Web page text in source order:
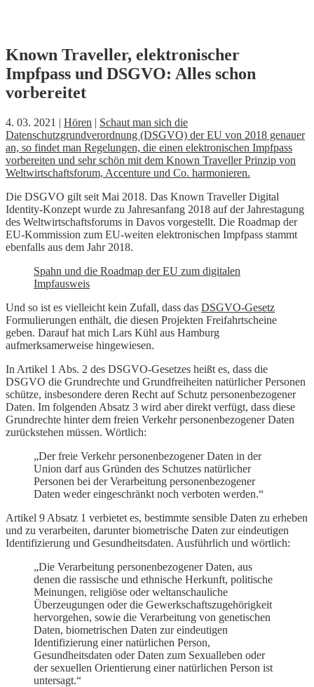
Skip
to
content
Known Traveller, elektronischer
Impfpass und DSGVO: Alles schon
vorbereitet
4. 03. 2021 | Hören | Schaut man sich die
Datenschutzgrundverordnung (DSGVO) der EU von 2018 genauer
an, so findet man Regelungen, die einen elektronischen Impfpass
vorbereiten und sehr schön mit dem Known Traveller Prinzip von
Weltwirtschaftsforum, Accenture und Co. harmonieren.
Die DSGVO gilt seit Mai 2018. Das Known Traveller Digital
Identity-Konzept wurde zu Jahresanfang 2018 auf der Jahrestagung
des Weltwirtschaftsforums in Davos vorgestellt. Die Roadmap der
EU-Kommission zum EU-weiten elektronischen Impfpass stammt
ebenfalls aus dem Jahr 2018.
Spahn und die Roadmap der EU zum digitalen
Impfausweis
Und so ist es vielleicht kein Zufall, dass das DSGVO-Gesetz
Formulierungen enthält, die diesen Projekten Freifahrtscheine
geben. Darauf hat mich Lars Kühl aus Hamburg
aufmerksamerweise hingewiesen.
In Artikel 1 Abs. 2 des DSGVO-Gesetzes heißt es, dass die
DSGVO die Grundrechte und Grundfreiheiten natürlicher Personen
schütze, insbesondere deren Recht auf Schutz personenbezogener
Daten. Im folgenden Absatz 3 wird aber direkt verfügt, dass diese
Grundrechte hinter dem freien Verkehr personenbezogener Daten
zurückstehen müssen. Wörtlich:
„Der freie Verkehr personenbezogener Daten in der
Union darf aus Gründen des Schutzes natürlicher
Personen bei der Verarbeitung personenbezogener
Daten weder eingeschränkt noch verboten werden.“
Artikel 9 Absatz 1 verbietet es, bestimmte sensible Daten zu erheben
und zu verarbeiten, darunter biometrische Daten zur eindeutigen
Identifizierung und Gesundheitsdaten. Ausführlich und wörtlich:
„Die Verarbeitung personenbezogener Daten, aus
denen die rassische und ethnische Herkunft, politische
Meinungen, religiöse oder weltanschauliche
Überzeugungen oder die Gewerkschaftszugehörigkeit
hervorgehen, sowie die Verarbeitung von genetischen
Daten, biometrischen Daten zur eindeutigen
Identifizierung einer natürlichen Person,
Gesundheitsdaten oder Daten zum Sexualleben oder
der sexuellen Orientierung einer natürlichen Person ist
untersagt.“